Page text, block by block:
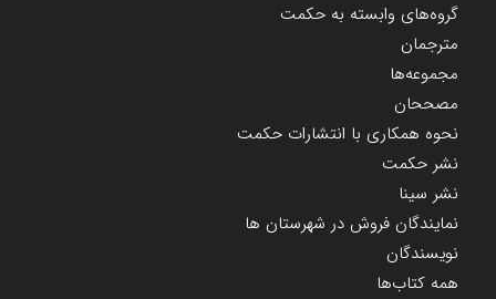
گروه‌های وابسته به حکمت
مترجمان
مجموعه‌ها
مصححان
نحوه همکاری با انتشارات حکمت
نشر حکمت
نشر سینا
نمایندگان فروش در شهرستان ها
نویسندگان
همه کتاب‌ها